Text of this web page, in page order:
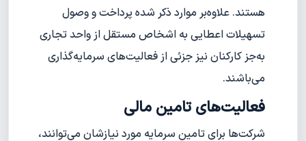
هستند. علاوه‌بر موارد ذکر شده پرداخت و وصول
تسهیلات اعطایی به اشخاص مستقل از واحد تجاری
به‌جز کارکنان نیز جزئی از فعالیت‌های سرمایه‌گذاری
می‌باشند.
فعالیت‌های تامین مالی
شرکت‌ها برای تامین سرمایه مورد نیازشان می‌توانند،